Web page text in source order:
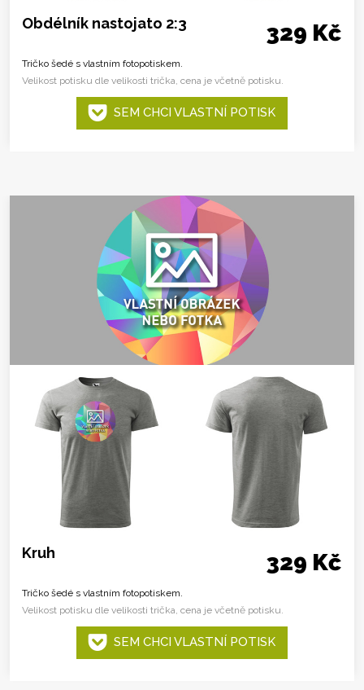
Obdélník nastojato 2:3 329 Kč
Tričko šedé s vlastním fotopotiskem.
Velikost potisku dle velikosti trička, cena je včetně potisku.
SEM CHCI VLASTNÍ POTISK
Kruh 329 Kč
Tričko šedé s vlastním fotopotiskem.
Velikost potisku dle velikosti trička, cena je včetně potisku.
SEM CHCI VLASTNÍ POTISK